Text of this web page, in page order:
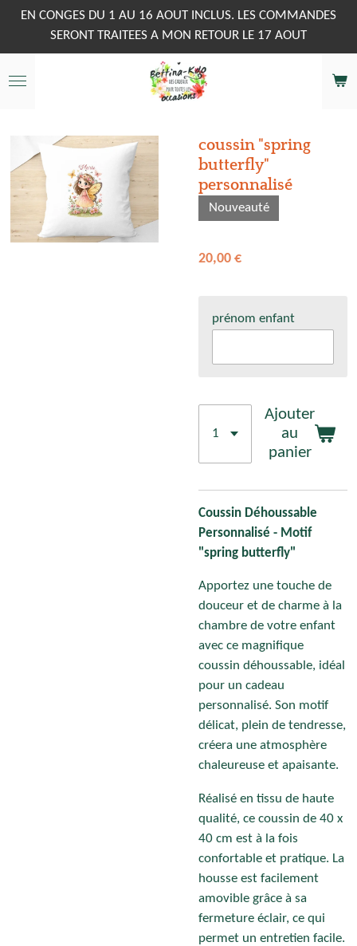
Passer
contenu
principal
EN CONGES DU 1 AU 16 AOUT INCLUS. LES COMMANDES
SERONT TRAITEES A MON RETOUR LE 17 AOUT
coussin "spring
butterfly"
personnalisé
Nouveauté
20,00 €
prénom enfant
Ajouter
au
panier
Coussin Déhoussable
Personnalisé - Motif
"spring butterfly"
Apportez une touche de
douceur et de charme à la
chambre de votre enfant
avec ce magnifique
coussin déhoussable, idéal
pour un cadeau
personnalisé. Son motif
délicat, plein de tendresse,
créera une atmosphère
chaleureuse et apaisante.
Réalisé en tissu de haute
qualité, ce coussin de 40 x
40 cm est à la fois
confortable et pratique. La
housse est facilement
amovible grâce à sa
fermeture éclair, ce qui
permet un entretien facile.